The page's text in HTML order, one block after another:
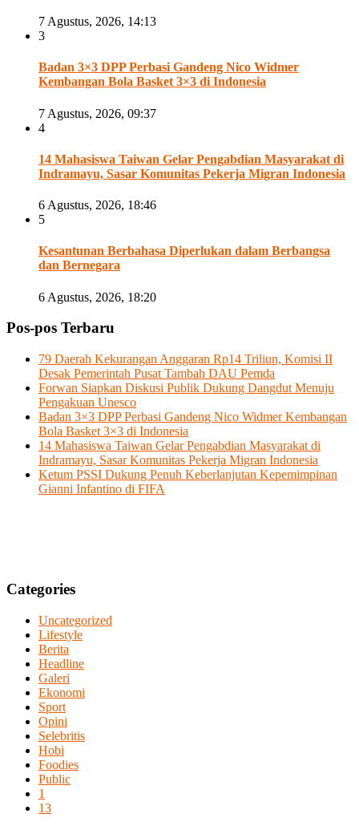
7 Agustus, 2026, 14:13
3
Badan 3×3 DPP Perbasi Gandeng Nico Widmer
Kembangan Bola Basket 3×3 di Indonesia
7 Agustus, 2026, 09:37
4
14 Mahasiswa Taiwan Gelar Pengabdian Masyarakat di
Indramayu, Sasar Komunitas Pekerja Migran Indonesia
6 Agustus, 2026, 18:46
5
Kesantunan Berbahasa Diperlukan dalam Berbangsa
dan Bernegara
6 Agustus, 2026, 18:20
Pos-pos Terbaru
79 Daerah Kekurangan Anggaran Rp14 Triliun, Komisi II
Desak Pemerintah Pusat Tambah DAU Pemda
Forwan Siapkan Diskusi Publik Dukung Dangdut Menuju
Pengakuan Unesco
Badan 3×3 DPP Perbasi Gandeng Nico Widmer Kembangan
Bola Basket 3×3 di Indonesia
14 Mahasiswa Taiwan Gelar Pengabdian Masyarakat di
Indramayu, Sasar Komunitas Pekerja Migran Indonesia
Ketum PSSI Dukung Penuh Keberlanjutan Kepemimpinan
Gianni Infantino di FIFA
Categories
Uncategorized
Lifestyle
Berita
Headline
Galeri
Ekonomi
Sport
Opini
Selebritis
Hobi
Foodies
Public
1
13